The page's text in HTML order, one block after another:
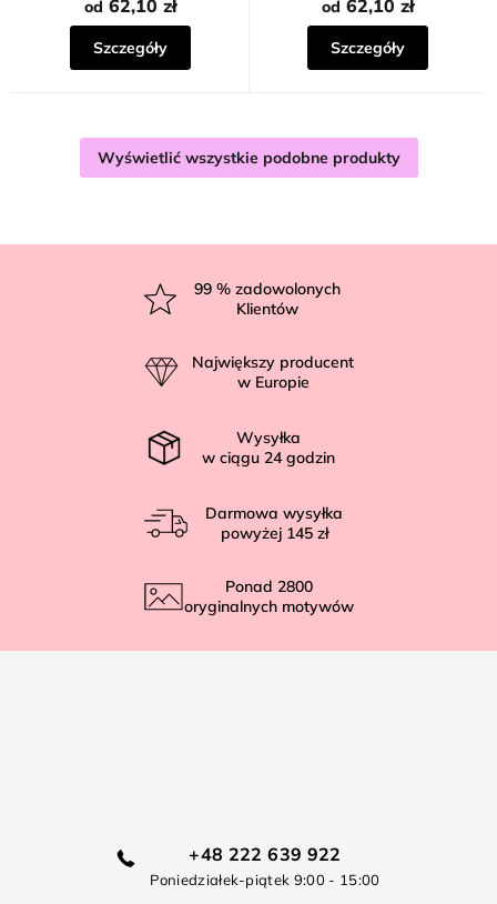
od 62,10 zł
Szczegóły
od 62,10 zł
Szczegóły
Wyświetlić wszystkie podobne produkty
99 % zadowolonych
Klientów
Największy producent
w Europie
Wysyłka
w ciągu 24 godzin
Darmowa wysyłka
powyżej 145 zł
Ponad 2800
oryginalnych motywów
+48 222 639 922
Poniedziałek-piątek 9:00 - 15:00